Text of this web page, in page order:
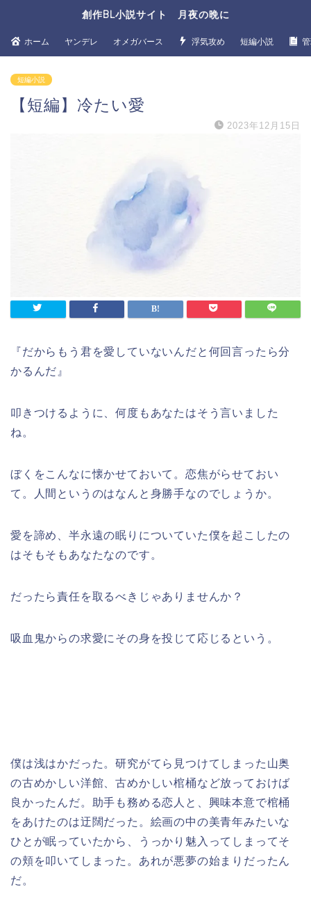
創作BL小説サイト 月夜の晩に
ホーム ヤンデレ オメガバース 浮気攻め 短編小説
短編小説
【短編】冷たい愛
2023年12月15日
『だからもう君を愛していないんだと何回言ったら分
かるんだ』
叩きつけるように、何度もあなたはそう言いました
ね。
ぼくをこんなに懐かせておいて。恋焦がらせておい
て。人間というのはなんと身勝手なのでしょうか。
愛を諦め、半永遠の眠りについていた僕を起こしたの
はそもそもあなたなのです。
だったら責任を取るべきじゃありませんか？
吸血鬼からの求愛にその身を投じて応じるという。
僕は浅はかだった。研究がてら見つけてしまった山奥
の古めかしい洋館、古めかしい棺桶など放っておけば
良かったんだ。助手も務める恋人と、興味本意で棺桶
をあけたのは迂闊だった。絵画の中の美青年みたいな
ひとが眠っていたから、うっかり魅入ってしまってそ
の頬を叩いてしまった。あれが悪夢の始まりだったん
だ。